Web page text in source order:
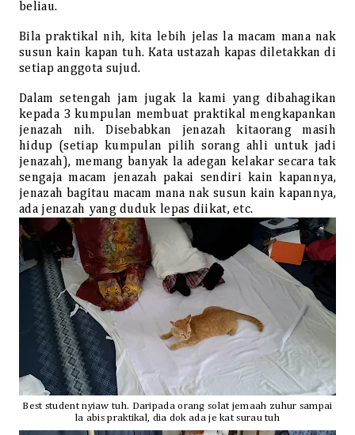
beliau.
Bila praktikal nih, kita lebih jelas la macam mana nak
susun kain kapan tuh. Kata ustazah kapas diletakkan di
setiap anggota sujud.
Dalam setengah jam jugak la kami yang dibahagikan
kepada 3 kumpulan membuat praktikal mengkapankan
jenazah nih. Disebabkan jenazah kitaorang masih
hidup (setiap kumpulan pilih sorang ahli untuk jadi
jenazah), memang banyak la adegan kelakar secara tak
sengaja macam jenazah pakai sendiri kain kapannya,
jenazah bagitau macam mana nak susun kain kapannya,
ada jenazah yang duduk lepas diikat, etc.
Best student nyiaw tuh. Daripada orang solat jemaah zuhur sampai
la abis praktikal, dia dok ada je kat surau tuh